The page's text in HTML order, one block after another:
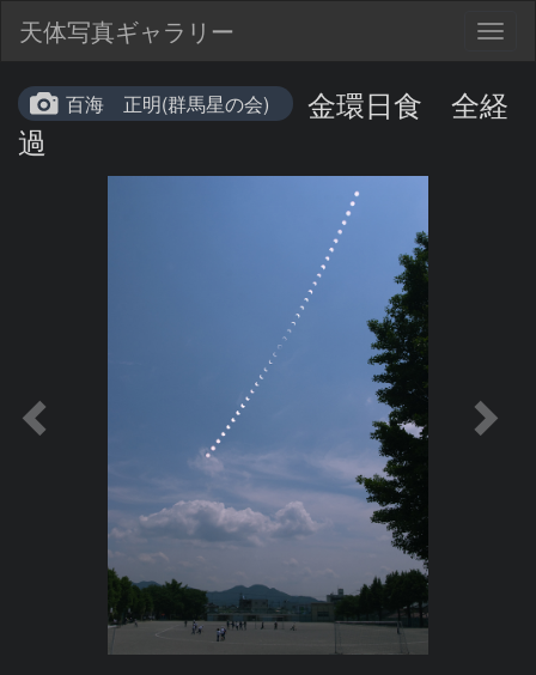
天体写真ギャラリー
百海 正明(群馬星の会)
金環日食 全経
過